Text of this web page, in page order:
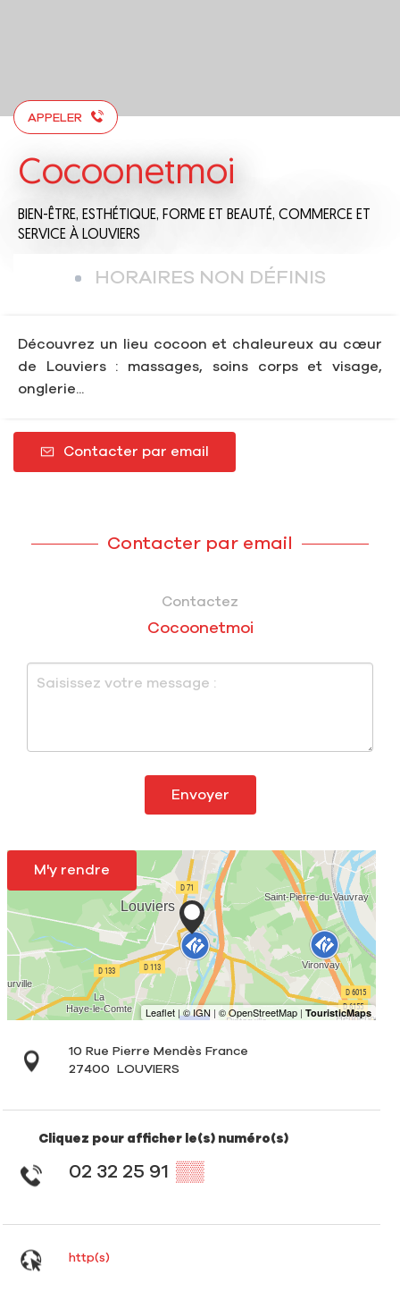
APPELER
Cocoonetmoi
BIEN-ÊTRE, ESTHÉTIQUE, FORME ET BEAUTÉ, COMMERCE ET
SERVICE À LOUVIERS
HORAIRES NON DÉFINIS
Découvrez un lieu cocoon et chaleureux au cœur
de Louviers : massages, soins corps et visage,
onglerie...
Contacter par email
Contacter par email
Contactez
Cocoonetmoi
Envoyer
M'y rendre
10 Rue Pierre Mendès France
27400
LOUVIERS
Cliquez pour afficher le(s) numéro(s)
02 32 25 91 ▒▒
http(s)